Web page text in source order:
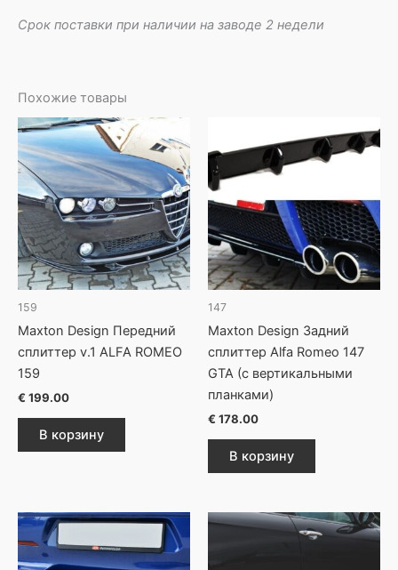
Срок поставки при наличии на заводе 2 недели
Похожие товары
159
Maxton Design Передний
сплиттер v.1 ALFA ROMEO
159
€ 199.00
В корзину
147
Maxton Design Задний
сплиттер Alfa Romeo 147
GTA (с вертикальными
планками)
€ 178.00
В корзину